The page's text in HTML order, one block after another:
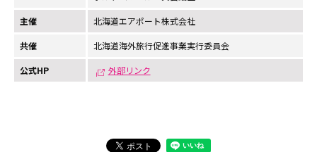
主催 北海道エアポート株式会社
共催 北海道海外旅行促進事業実行委員会
公式HP 外部リンク